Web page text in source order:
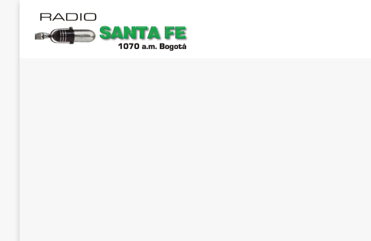
contenido